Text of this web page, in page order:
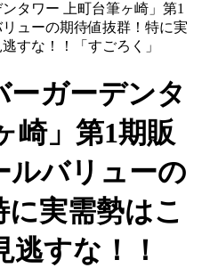
タワー 上町台筆ヶ崎」第1
ューの期待値抜群！特に実
すな！！「すごろく」
ーガーデンタ
崎」第1期販
バリューの
実需勢はこ
すな！！